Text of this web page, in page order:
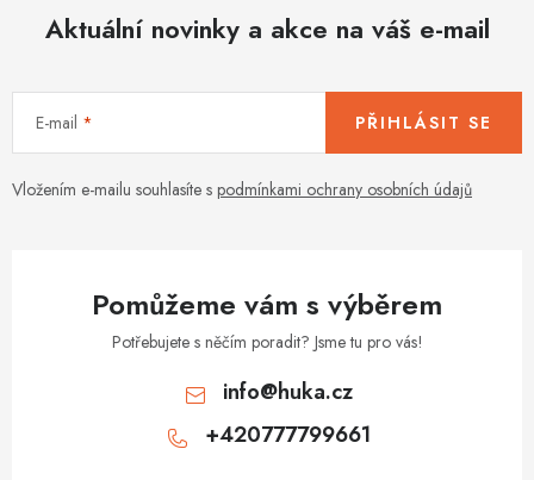
Aktuální novinky a akce na váš e-mail
E-mail
Vložením e-mailu souhlasíte s podmínkami ochrany osobních údajů
PŘIHLÁSIT SE
Pomůžeme vám s výběrem
Potřebujete s něčím poradit? Jsme tu pro vás!
info@huka.cz
+420777799661